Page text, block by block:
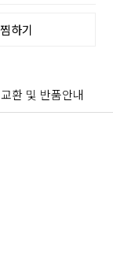
찜하기
교환 및 반품안내